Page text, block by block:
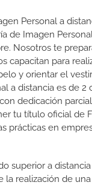
Personal a
de Imagen
Nosotros te
capacitan para
y orientar el
a distancia es de
dedicación
tu título oficial de
prácticas en
superior a
realización de